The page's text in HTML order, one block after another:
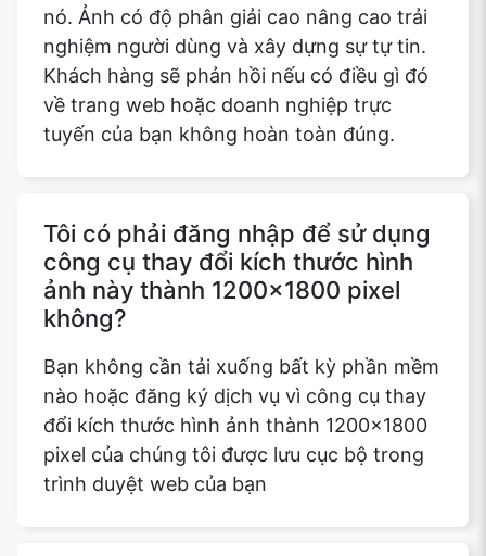
nó. Ảnh có độ phân giải cao nâng cao trải
nghiệm người dùng và xây dựng sự tự tin.
Khách hàng sẽ phản hồi nếu có điều gì đó
về trang web hoặc doanh nghiệp trực
tuyến của bạn không hoàn toàn đúng.
Tôi có phải đăng nhập để sử dụng
công cụ thay đổi kích thước hình
ảnh này thành 1200x1800 pixel
không?
Bạn không cần tải xuống bất kỳ phần mềm
nào hoặc đăng ký dịch vụ vì công cụ thay
đổi kích thước hình ảnh thành 1200x1800
pixel của chúng tôi được lưu cục bộ trong
trình duyệt web của bạn